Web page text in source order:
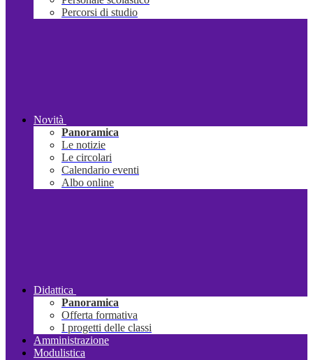
Percorsi di studio
Novità
Panoramica
Le notizie
Le circolari
Calendario eventi
Albo online
Didattica
Panoramica
Offerta formativa
I progetti delle classi
Amministrazione
Modulistica